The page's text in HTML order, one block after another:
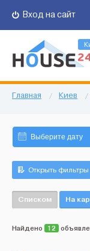
Вход на сайт
Главная / Киев /
Открыть фильтры
Списком На
Найдено 12